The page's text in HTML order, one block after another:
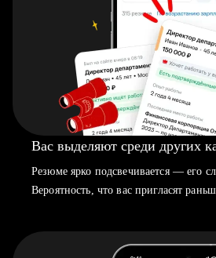
Вас выделяют среди других
Резюме ярко подсвечивается — его
Вероятность, что вас пригласят